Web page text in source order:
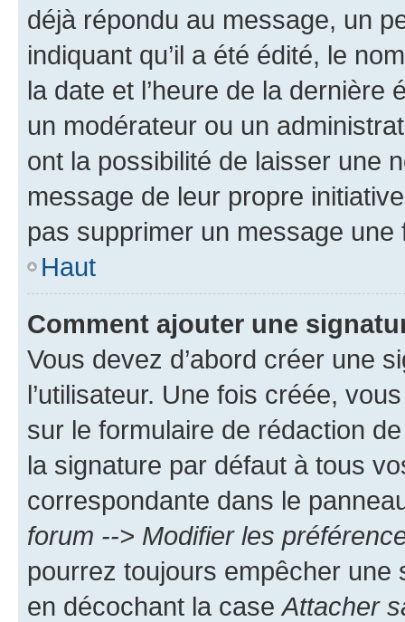
déjà répondu au message, un
indiquant qu’il a été édité, le
la date et l’heure de la dernière
un modérateur ou un
ont la possibilité de laisser une
message de leur propre
pas supprimer un message une
Haut
Comment ajouter une
Vous devez d’abord créer une
l’utilisateur. Une fois créée,
sur le formulaire de rédaction
la signature par défaut à tous
correspondante dans le
forum --> Modifier les
pourrez toujours empêcher une
en décochant la case Attacher